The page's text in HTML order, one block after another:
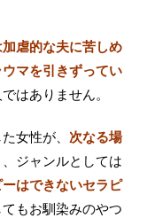
虐的な夫に苦しめ
マを引きずってい
はありません。
女性が、 次なる場
、ジャンルとしては
ーはできないセラピ
もお馴染みのやつ